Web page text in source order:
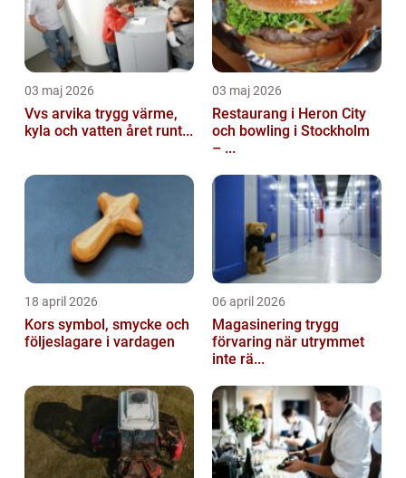
03 maj 2026
Vvs arvika trygg värme,
kyla och vatten året runt...
03 maj 2026
Restaurang i Heron City
och bowling i Stockholm
– ...
18 april 2026
Kors symbol, smycke och
följeslagare i vardagen
06 april 2026
Magasinering trygg
förvaring när utrymmet
inte rä...